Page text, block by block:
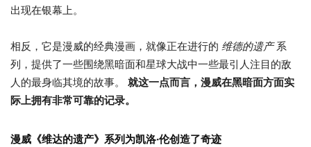
出现在银幕上。
相反，它是漫威的经典漫画，就像正在进行的 维德的遗产系
列，提供了一些围绕黑暗面和星球大战中一些最引人注目的敌
人的最身临其境的故事。 就这一点而言，漫威在黑暗面方面实
际上拥有非常可靠的记录。
漫威《维达的遗产》系列为凯洛·伦创造了奇迹